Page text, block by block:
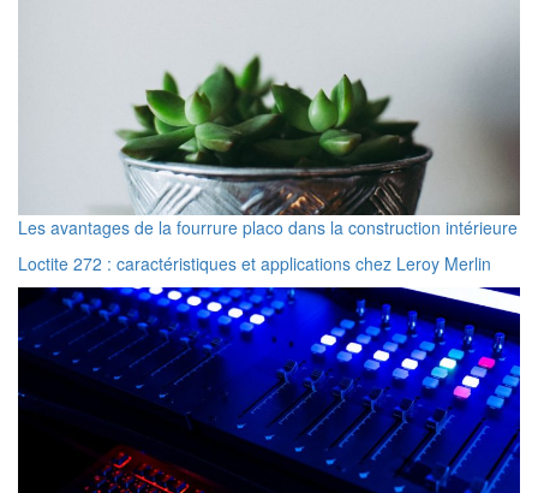
Les avantages de la fourrure placo dans la construction intérieure
Loctite 272 : caractéristiques et applications chez Leroy Merlin